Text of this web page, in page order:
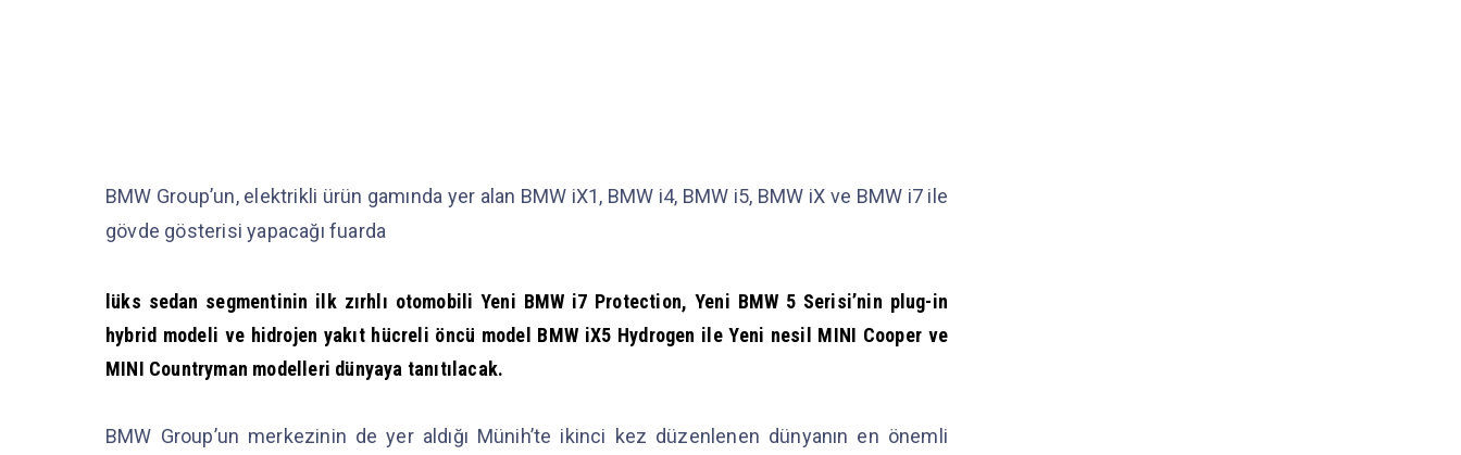
BMW Group’un, elektrikli ürün gamında yer alan BMW iX1, BMW i4, BMW i5, BMW iX ve BMW i7 ile
gövde gösterisi yapacağı fuarda
lüks sedan segmentinin ilk zırhlı otomobili Yeni BMW i7 Protection, Yeni BMW 5 Serisi’nin plug-in
hybrid modeli ve hidrojen yakıt hücreli öncü model BMW iX5 Hydrogen ile Yeni nesil MINI Cooper ve
MINI Countryman modelleri dünyaya tanıtılacak.
BMW Group’un merkezinin de yer aldığı Münih’te ikinci kez düzenlenen dünyanın en önemli